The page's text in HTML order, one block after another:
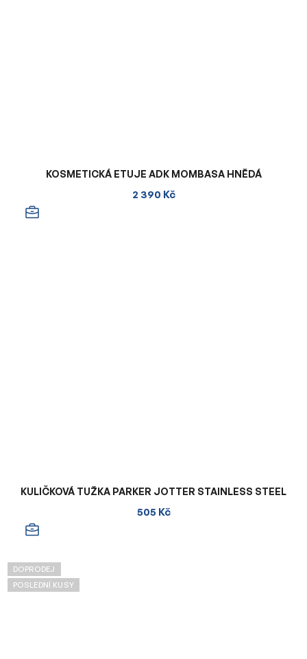
KOSMETICKÁ ETUJE ADK MOMBASA HNĚDÁ
2 390 Kč
KULIČKOVÁ TUŽKA PARKER JOTTER STAINLESS STEEL
505 Kč
DOPRODEJ
POSLEDNÍ KUSY